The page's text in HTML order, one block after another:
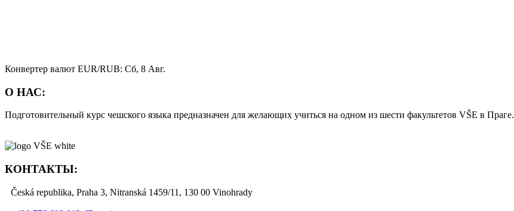
Конвертер валют EUR/RUB: Сб, 8 Авг.
О НАС:
Подготовительный курс чешского языка предназначен для желающих учиться на одном из шести факультетов VŠE в Праге.
КОНТАКТЫ:
Česká republika, Praha 3, Nitranská 1459/11, 130 00 Vinohrady